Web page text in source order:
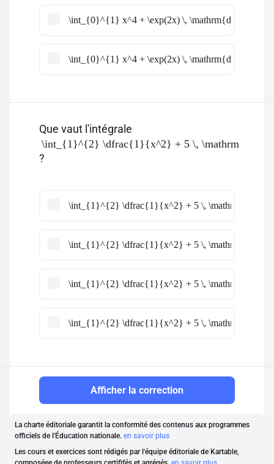
\int_{0}^{1} x^4 + \exp(2x) \, \mathrm{d}x =
\int_{0}^{1} x^4 + \exp(2x) \, \mathrm{d}x = 1 +
Que vaut l'intégrale
\int_{1}^{2} \dfrac{1}{x^2} + 5 \, \mathrm{d}x
?
\int_{1}^{2} \dfrac{1}{x^2} + 5 \, \mathrm{d}x =
\int_{1}^{2} \dfrac{1}{x^2} + 5 \, \mathrm{d}x =
\int_{1}^{2} \dfrac{1}{x^2} + 5 \, \mathrm{d}x =
\int_{1}^{2} \dfrac{1}{x^2} + 5 \, \mathrm{d}x =
Afficher la correction
La charte éditoriale garantit la conformité des contenus aux programmes
officiels de l'Éducation nationale. en savoir plus
Les cours et exercices sont rédigés par l'équipe éditoriale de Kartable,